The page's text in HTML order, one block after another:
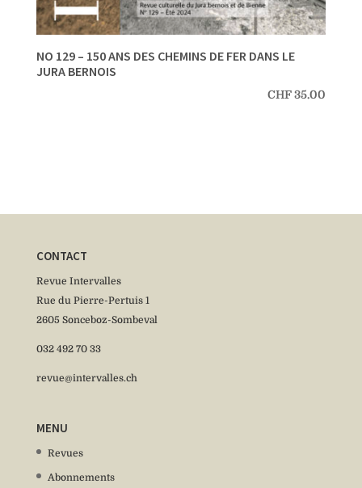
NO 129 – 150 ANS DES CHEMINS DE FER DANS LE
JURA BERNOIS
CHF35.00
CONTACT
Revue Intervalles
Rue du Pierre-Pertuis 1
2605 Sonceboz-Sombeval
032 492 70 33
revue@intervalles.ch
MENU
Revues
Abonnements